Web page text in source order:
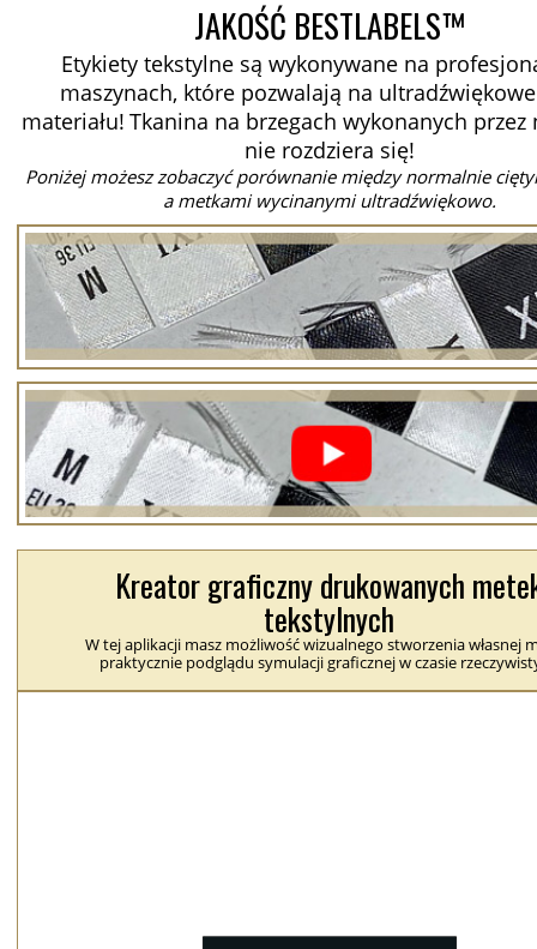
JAKOŚĆ BESTLABELS™
Etykiety tekstylne są wykonywane na
maszynach, które pozwalają na
materiału! Tkanina na brzegach wykonanych przez
nie rozdziera się!
Poniżej możesz zobaczyć porównanie między normalnie
a metkami wycinanymi ultradźwiękowo.
Kreator graficzny drukowanych
tekstylnych
W tej aplikacji masz możliwość wizualnego stworzenia własnej
praktycznie podglądu symulacji graficznej w czasie